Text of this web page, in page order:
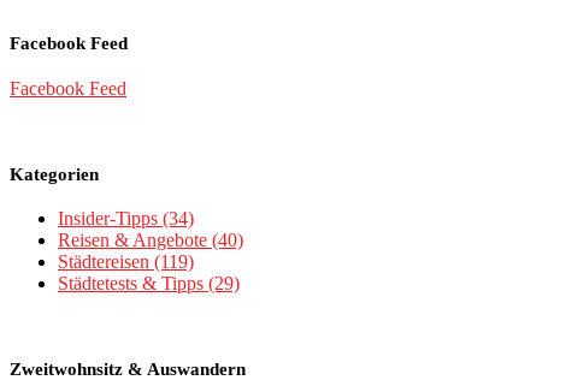
Facebook Feed
Facebook Feed
Kategorien
Insider-Tipps (34)
Reisen & Angebote (40)
Städtereisen (119)
Städtetests & Tipps (29)
Zweitwohnsitz & Auswandern